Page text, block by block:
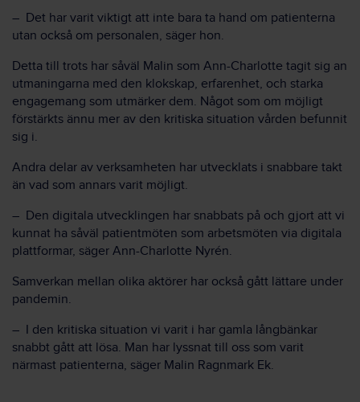
– Det har varit viktigt att inte bara ta hand om patienterna
utan också om personalen, säger hon.
Detta till trots har såväl Malin som Ann-Charlotte tagit sig an
utmaningarna med den klokskap, erfarenhet, och starka
engagemang som utmärker dem. Något som om möjligt
förstärkts ännu mer av den kritiska situation vården befunnit
sig i.
Andra delar av verksamheten har utvecklats i snabbare takt
än vad som annars varit möjligt.
– Den digitala utvecklingen har snabbats på och gjort att vi
kunnat ha såväl patientmöten som arbetsmöten via digitala
plattformar, säger Ann-Charlotte Nyrén.
Samverkan mellan olika aktörer har också gått lättare under
pandemin.
– I den kritiska situation vi varit i har gamla långbänkar
snabbt gått att lösa. Man har lyssnat till oss som varit
närmast patienterna, säger Malin Ragnmark Ek.